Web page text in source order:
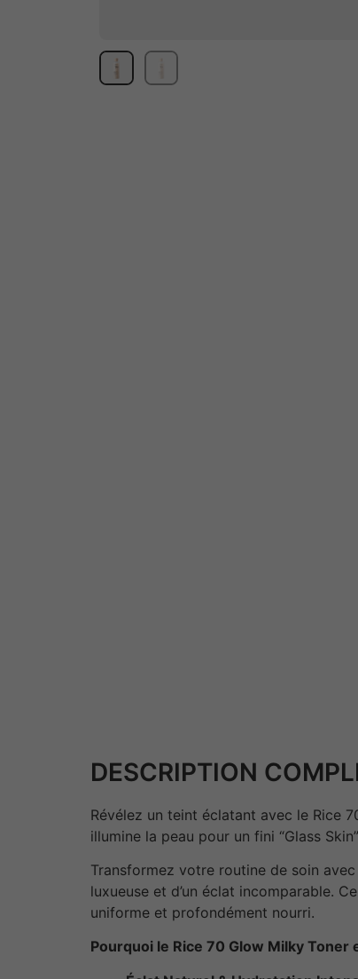
DESCRIPTION
Révélez un teint éclatant avec le Rice
illumine la peau pour un fini “Glass
Transformez votre routine de soin
luxueuse et d’un éclat incomparable.
uniforme et profondément nourri.
Pourquoi le Rice 70 Glow Milky